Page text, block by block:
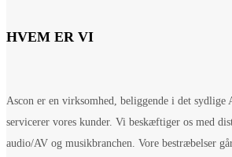
HVEM ER VI
Ascon er en virksomhed, beliggende i det
servicerer vores kunder. Vi beskæftiger os med
audio/AV og musikbranchen. Vore bestræbelser